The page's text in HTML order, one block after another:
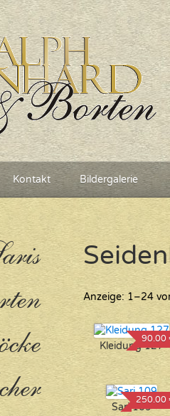
Kontakt Bildergalerie
Anzeige: 1–24
Kleidung 127
90.00
Sari 109
250.00